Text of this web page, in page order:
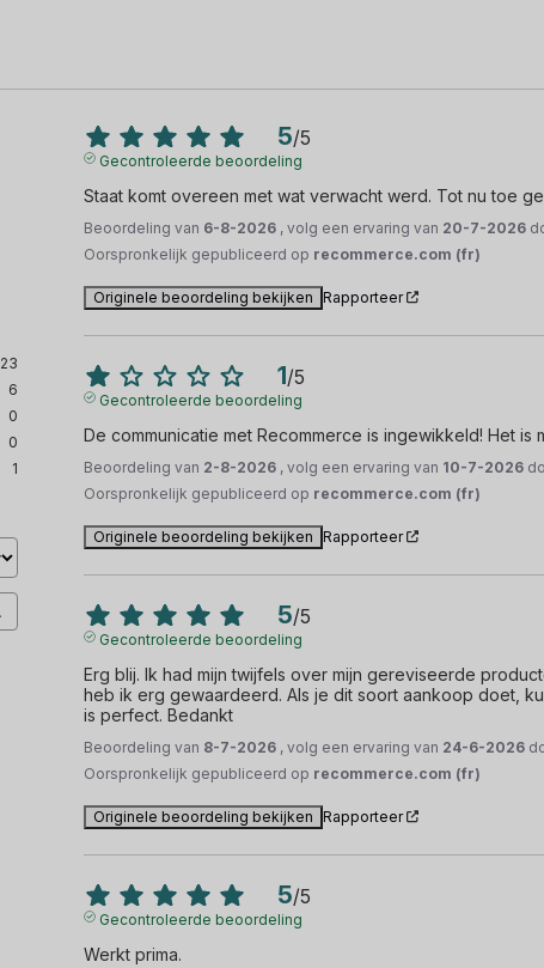
23
6
0
0
1
5/5
Gecontroleerde beoordeling
Staat komt overeen met wat verwacht werd. Tot nu toe
Beoordeling van 6-8-2026 , volg een ervaring van 20-7-2026
Oorspronkelijk gepubliceerd op recommerce.com (fr)
Originele beoordeling bekijken Rapporteer
1/5
Gecontroleerde beoordeling
De communicatie met Recommerce is ingewikkeld! Het is
Beoordeling van 2-8-2026 , volg een ervaring van 10-7-2026
Oorspronkelijk gepubliceerd op recommerce.com (fr)
Originele beoordeling bekijken Rapporteer
5/5
Gecontroleerde beoordeling
Erg blij. Ik had mijn twijfels over mijn gereviseerde
heb ik erg gewaardeerd. Als je dit soort aankoop doet,
is perfect. Bedankt
Beoordeling van 8-7-2026 , volg een ervaring van 24-6-2026
Oorspronkelijk gepubliceerd op recommerce.com (fr)
Originele beoordeling bekijken Rapporteer
5/5
Gecontroleerde beoordeling
Werkt prima.